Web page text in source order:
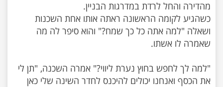
כשהגיע לקומה הראשונה ראתה אותו אחת השכנות
ושאלה "למה אתה כל כך שמח?" והוא סיפר לה מה
"למה לך לחפש בחוץ נערת ליווי?" אמרה השכנה, "תן לי
את הכסף ואנחנו יכולים להיכנס לחדר השינה שלי כאן